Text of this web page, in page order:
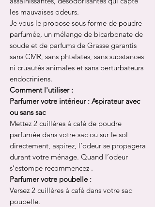
les mauvaises odeurs.
Je vous le propose sous forme de poudre
parfumée, un mélange de bicarbonate de
soude et de parfums de Grasse garantis
sans CMR, sans phtalates, sans substances
ni cruautés animales et sans perturbateurs
endocriniens.
Comment l'utiliser :
Parfumer votre intérieur : Aspirateur avec
ou sans sac
Mettez 2 cuillères à café de poudre
parfumée dans votre sac ou sur le sol
directement, aspirez, l’odeur se propagera
durant votre ménage. Quand l’odeur
s’estompe recommencez .
Parfumer votre poubelle :
Versez 2 cuillères à café dans votre sac
poubelle.